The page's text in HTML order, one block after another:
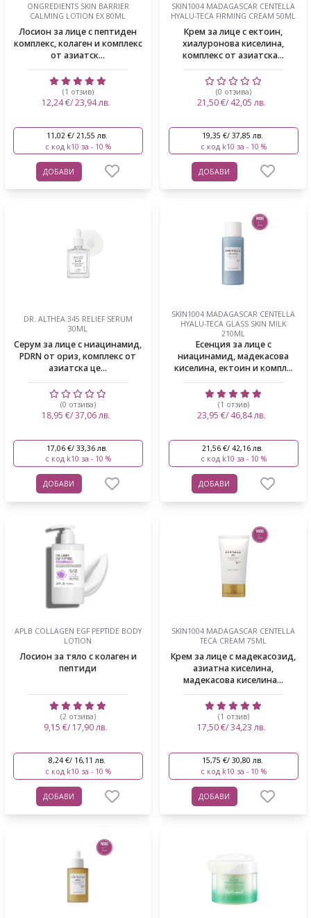
ONGREDIENTS SKIN BARRIER
CALMING LOTION EX 80ML
Лосион за лице с пептиден
комплекс, колаген и комплекс
от азиатск...
(1 отзив)
12,24 €/ 23,94 лв.
11,02 €/ 21,55 лв.
с код k10 за - 10 %
ДОБАВИ
SKIN1004 MADAGASCAR CENTELLA
HYALU-TECA FIRMING CREAM 50ML
Крем за лице с ектоин,
хиалуронова киселина,
комплекс от азиатска...
(0 отзива)
21,50 €/ 42,05 лв.
19,35 €/ 37,85 лв.
с код k10 за - 10 %
ДОБАВИ
DR. ALTHEA 345 RELIEF SERUM
30ML
Серум за лице с ниацинамид,
PDRN от ориз, комплекс от
азиатска це...
(0 отзива)
18,95 €/ 37,06 лв.
17,06 €/ 33,36 лв.
с код k10 за - 10 %
ДОБАВИ
SKIN1004 MADAGASCAR CENTELLA
HYALU-TECA GLASS SKIN MILK
210ML
Есенция за лице с
ниацинамид, мадекасова
киселина, ектоин и компл...
(1 отзив)
23,95 €/ 46,84 лв.
21,56 €/ 42,16 лв.
с код k10 за - 10 %
ДОБАВИ
APLB COLLAGEN EGF PEPTIDE BODY
LOTION
Лосион за тяло с колаген и
пептиди
(2 отзива)
9,15 €/ 17,90 лв.
8,24 €/ 16,11 лв.
с код k10 за - 10 %
ДОБАВИ
SKIN1004 MADAGASCAR CENTELLA
TECA CREAM 75ML
Крем за лице с мадекасозид,
азиатна киселина,
мадекасова киселина...
(1 отзив)
17,50 €/ 34,23 лв.
15,75 €/ 30,80 лв.
с код k10 за - 10 %
ДОБАВИ